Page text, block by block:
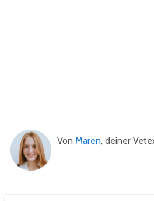
Von Maren, deiner